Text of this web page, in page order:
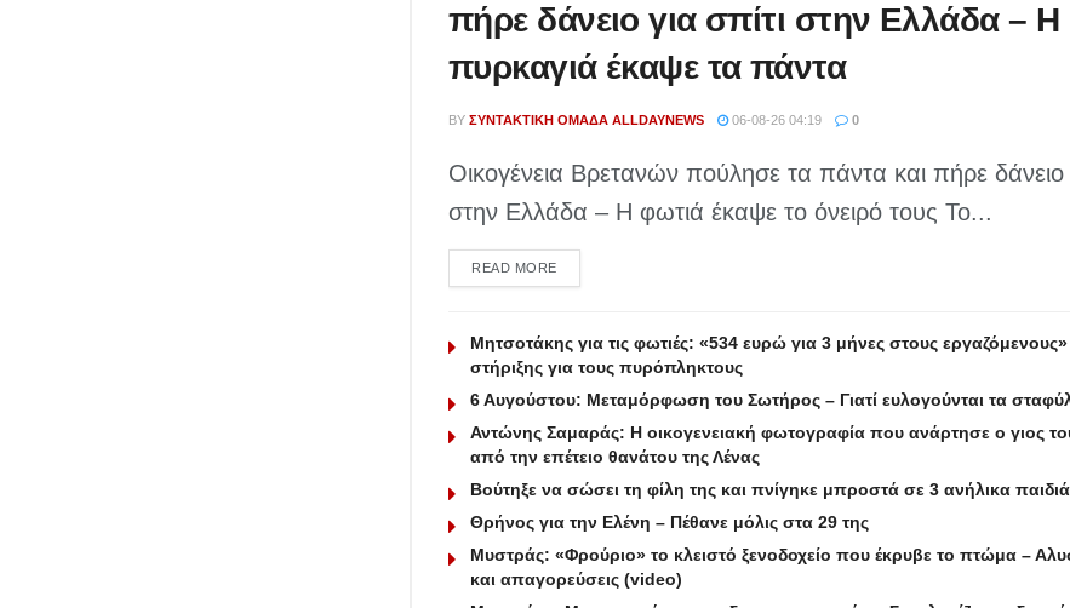
πήρε δάνειο για σπίτι στην Ελλάδα – Η
πυρκαγιά έκαψε τα πάντα
BY ΣΥΝΤΑΚΤΙΚΉ ΟΜΆΔΑ ALLDAYNEWS 06-08-26 04:19 0
Οικογένεια Βρετανών πούλησε τα πάντα και πήρε δάνειο
στην Ελλάδα – Η φωτιά έκαψε το όνειρό τους Το...
READ MOREDETAILS
Μητσοτάκης για τις φωτιές: «534 ευρώ για 3 μήνες στους
στήριξης για τους πυρόπληκτους
6 Αυγούστου: Μεταμόρφωση του Σωτήρος – Γιατί ευλογούνται τα
Αντώνης Σαμαράς: Η οικογενειακή φωτογραφία που ανάρτησε ο γιος
από την επέτειο θανάτου της Λένας
Βούτηξε να σώσει τη φίλη της και πνίγηκε μπροστά σε 3 ανήλικα
Θρήνος για την Ελένη – Πέθανε μόλις στα 29 της
Μυστράς: «Φρούριο» το κλειστό ξενοδοχείο που έκρυβε το πτώμα –
και απαγορεύσεις (video)